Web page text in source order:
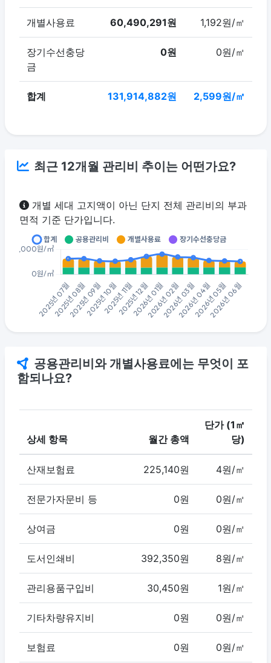
개별사용료 60,490,291원 1,192원/㎡
장기수선충당
금
0원 0원/㎡
합계 131,914,882원 2,599원/㎡
최근 12개월 관리비 추이는 어떤가요?
개별 세대 고지액이 아닌 단지 전체 관리비의 부과
면적 기준 단가입니다.
공용관리비와 개별사용료에는 무엇이 포
함되나요?
상세 항목 월간 총액
단가 (1㎡
당)
산재보험료 225,140원 4원/㎡
전문가자문비 등 0원 0원/㎡
상여금 0원 0원/㎡
도서인쇄비 392,350원 8원/㎡
관리용품구입비 30,450원 1원/㎡
기타차량유지비 0원 0원/㎡
보험료 0원 0원/㎡